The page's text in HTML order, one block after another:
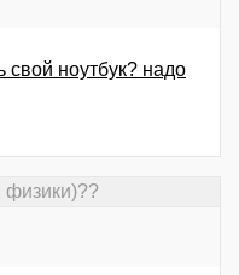
свой ноутбук? надо
физики)??